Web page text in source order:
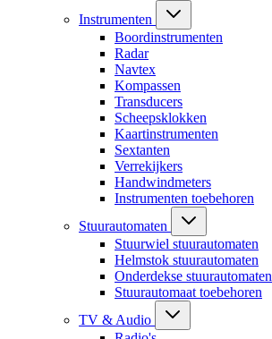
Instrumenten
Boordinstrumenten
Radar
Navtex
Kompassen
Transducers
Scheepsklokken
Kaartinstrumenten
Sextanten
Verrekijkers
Handwindmeters
Instrumenten toebehoren
Stuurautomaten
Stuurwiel stuurautomaten
Helmstok stuurautomaten
Onderdekse stuurautomaten
Stuurautomaat toebehoren
TV & Audio